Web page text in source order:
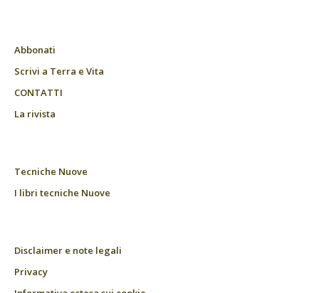
Abbonati
Scrivi a Terra e Vita
CONTATTI
La rivista
Tecniche Nuove
I libri tecniche Nuove
Disclaimer e note legali
Privacy